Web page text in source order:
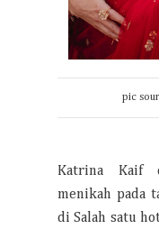
pic
Katrina Kaif
menikah pada
di Salah satu